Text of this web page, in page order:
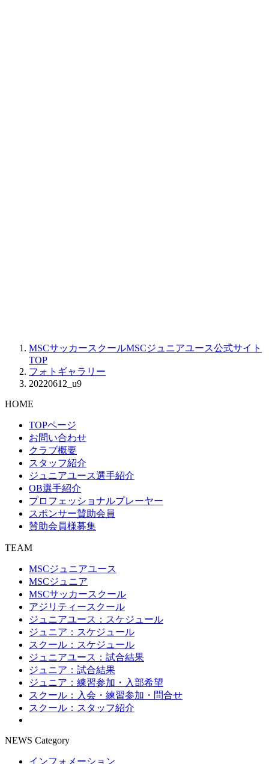
MSCサッカースクールMSCジュニアユース公式サイト
TOP
フォトギャラリー
20220612_u9
HOME
TOPページ
お問い合わせ
クラブ概要
スタッフ紹介
ジュニアユース選手紹介
OB選手紹介
プロフェッショナルプレーヤー
スポンサー賛助会員
賛助会員様募集
TEAM
MSCジュニアユース
MSCジュニア
MSCサッカースクール
アジリティースクール
ジュニアユース：スケジュール
ジュニア：スケジュール
スクール：スケジュール
ジュニアユース：試合結果
ジュニア：試合結果
ジュニア：練習参加・入部希望
スクール：入会・練習参加・問合せ
スクール：スタッフ紹介
NEWS Category
インフォメーション